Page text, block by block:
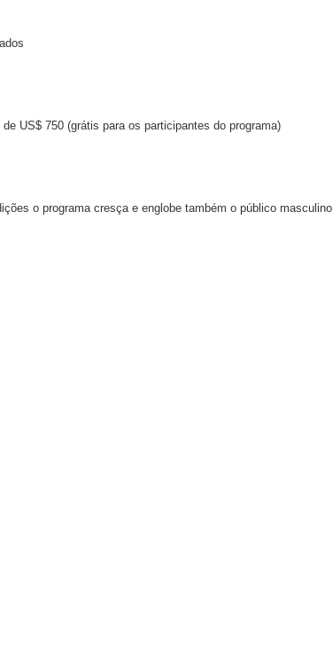
US$ 750 (grátis para os participantes do programa)
o programa cresça e englobe também o público masculino